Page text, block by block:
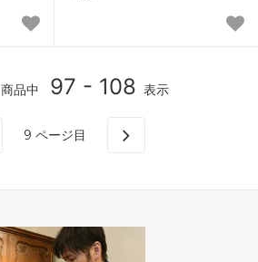
商品中 97 - 108 表示
9 ページ目